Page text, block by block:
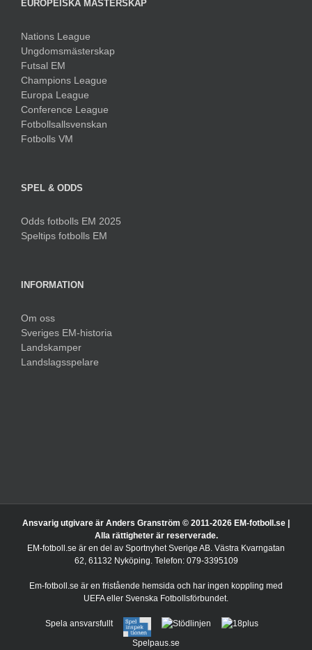
EUROPEISKA MÄSTERSKAP
Nations League
Ungdomsmästerskap
Futsal EM
Champions League
Europa League
Conference League
Fotbollsallsvenskan
Fotbolls VM
SPEL & ODDS
Odds fotbolls EM 2025
Speltips fotbolls EM
INFORMATION
Om oss
Sveriges EM-historia
Landskamper
Landslagsspelare
Ansvarig utgivare är Anders Granström © 2011-2026 EM-fotboll.se |
Alla rättigheter är reserverade.
EM-fotboll.se är en del av Sportnyhet Sverige AB. Västra Kvarngatan
62, 61132 Nyköping. Telefon: 079-3395109
Em-fotboll.se är en fristående hemsida och har ingen koppling med
UEFA eller Svenska Fotbollsförbundet.
Spela ansvarsfullt
Spelpaus.se